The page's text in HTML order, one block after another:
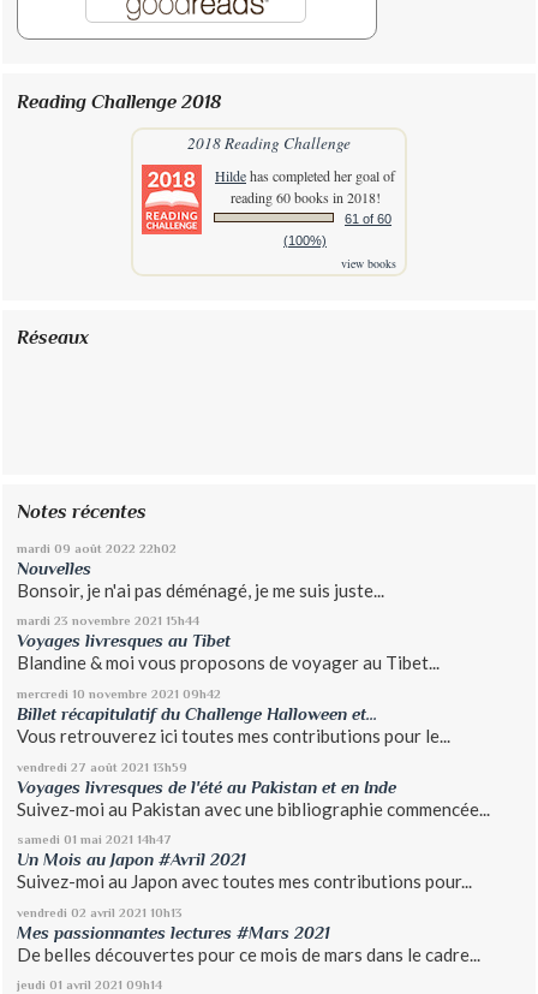
Reading Challenge 2018
2018 Reading Challenge
Hildehas completed her goal of
reading 60 books in 2018!
61 of 60
(100%)
view books
Réseaux
Notes récentes
mardi 09 août 2022 22h02
Nouvelles
Bonsoir, je n'ai pas déménagé, je me suis juste...
mardi 23 novembre 2021 15h44
Voyages livresques au Tibet
Blandine & moi vous proposons de voyager au Tibet...
mercredi 10 novembre 2021 09h42
Billet récapitulatif du Challenge Halloween et...
Vous retrouverez ici toutes mes contributions pour le...
vendredi 27 août 2021 13h59
Voyages livresques de l'été au Pakistan et en Inde
Suivez-moi au Pakistan avec une bibliographie commencée...
samedi 01 mai 2021 14h47
Un Mois au Japon #Avril 2021
Suivez-moi au Japon avec toutes mes contributions pour...
vendredi 02 avril 2021 10h13
Mes passionnantes lectures #Mars 2021
De belles découvertes pour ce mois de mars dans le cadre...
jeudi 01 avril 2021 09h14